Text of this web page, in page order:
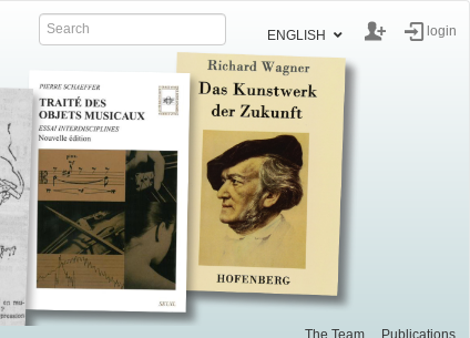
ENGLISH login
The Team Publications